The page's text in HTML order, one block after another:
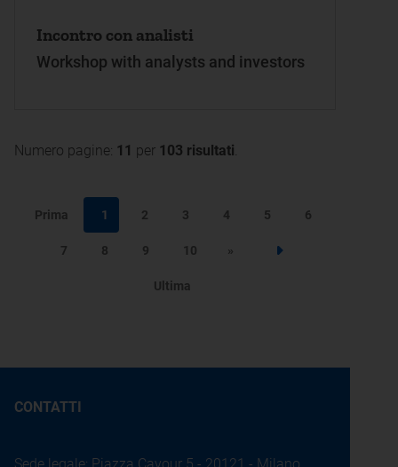
Incontro con analisti
Workshop with analysts and investors
Numero pagine: 11 per 103 risultati.
Prima 1 2 3 4 5 6
7 8 9 10 »
Step successivo
Ultima
CONTATTI